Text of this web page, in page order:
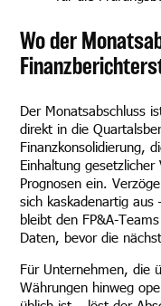
Wo der
Der Monatsabschluss
direkt in die
Finanzkonsolidierung,
Einhaltung
Prognosen ein.
sich kaskadenartig aus
bleibt den FP&A-
Daten, bevor die
Für Unternehmen, die
Währungen hinweg